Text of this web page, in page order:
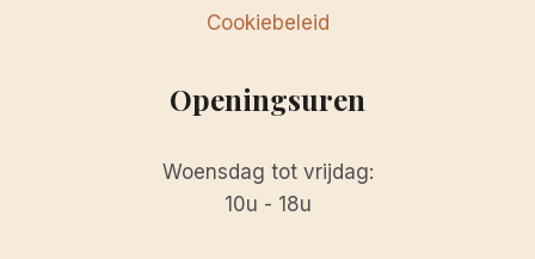
Cookiebeleid
Openingsuren
Woensdag tot vrijdag:
10u - 18u